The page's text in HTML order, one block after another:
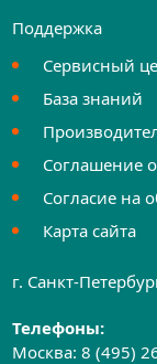
Поддержка
Сервисный
База знаний
Соглашение
Согласие на
Карта сайта
г. Санкт-
Телефоны:
Москва:8 (495)